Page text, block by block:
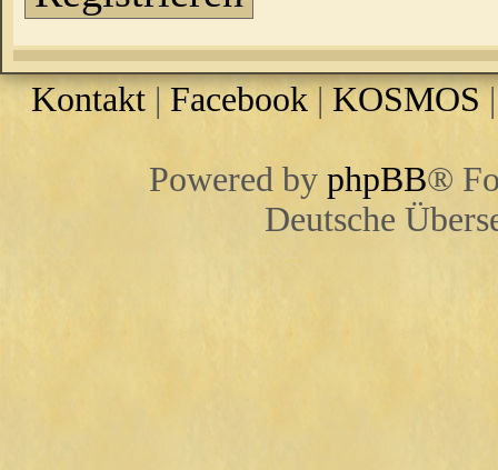
Kontakt | Facebook |KOSMOS
Powered by phpBB®
Deutsche